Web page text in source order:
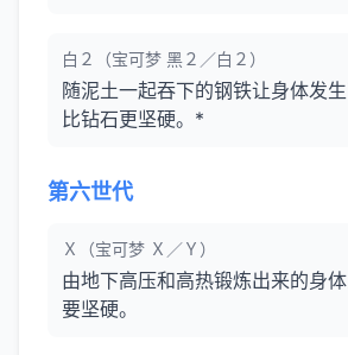
白２（宝可梦 黑２／白２）
随泥土一起吞下的钢铁让身体发
比钻石更坚硬。*
第六世代
Ｘ（宝可梦 Ｘ／Ｙ）
由地下高压和高热锻炼出来的身
要坚硬。